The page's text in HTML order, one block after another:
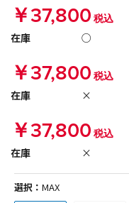
￥37,800税込
在庫
○
￥37,800税込
在庫
×
￥37,800税込
在庫
×
選択： MAX